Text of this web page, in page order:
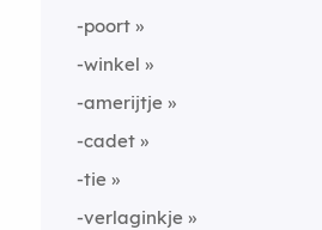
-poort
-winkel
-amerijtje
-cadet
-tie
-verlaginkje